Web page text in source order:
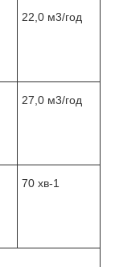
22,0 м3/год
27,0 м3/год
70 хв-1